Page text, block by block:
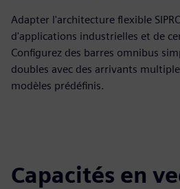
Adapter l'architecture flexible
d'applications industrielles et de
Configurez des barres omnibus
doubles avec des arrivants
modèles prédéfinis.
Capacités en